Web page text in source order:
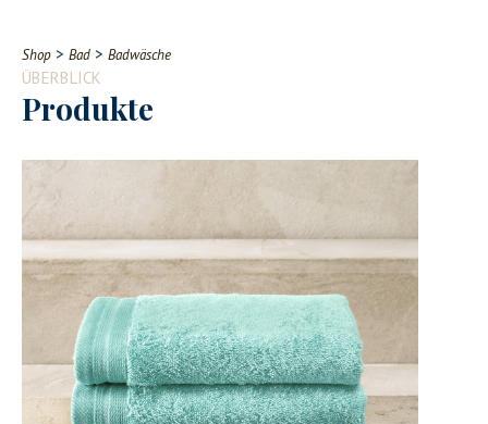
Contact
Shop > Bad > Badwäsche
ÜBERBLICK
Produkte